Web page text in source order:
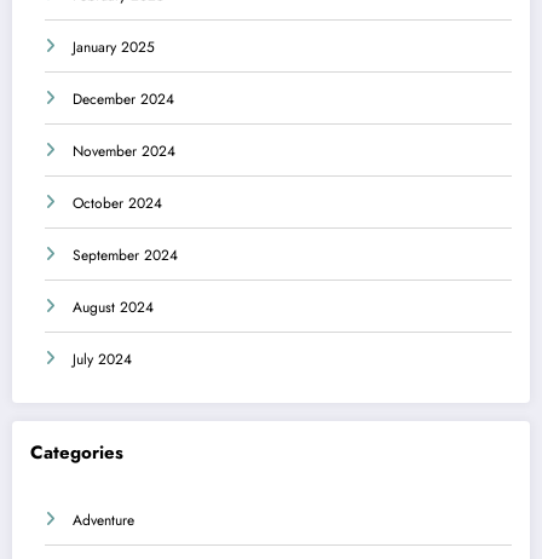
January 2025
December 2024
November 2024
October 2024
September 2024
August 2024
July 2024
Categories
Adventure